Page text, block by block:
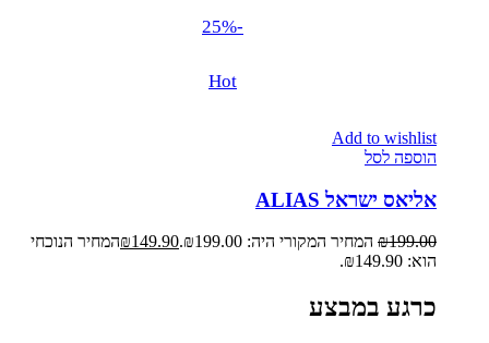
-25%
Hot
Add to wishlist
הוספה לסל
אליאס ישראל ALIAS
₪199.00 המחיר המקורי היה: ₪199.00. ₪149.90
המחיר הנוכחי
הוא: ₪149.90.
כרגע במבצע